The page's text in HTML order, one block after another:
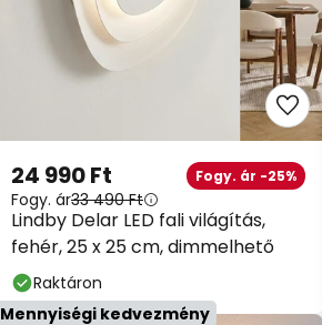
Lindby Delar LED fali világítás,
fehér, 25 x 25 cm, dimmelhető
24 990 Ft Fogy. ár -25%
Fogy. ár33 490 Ft
Raktáron
Mennyiségi kedvezmény